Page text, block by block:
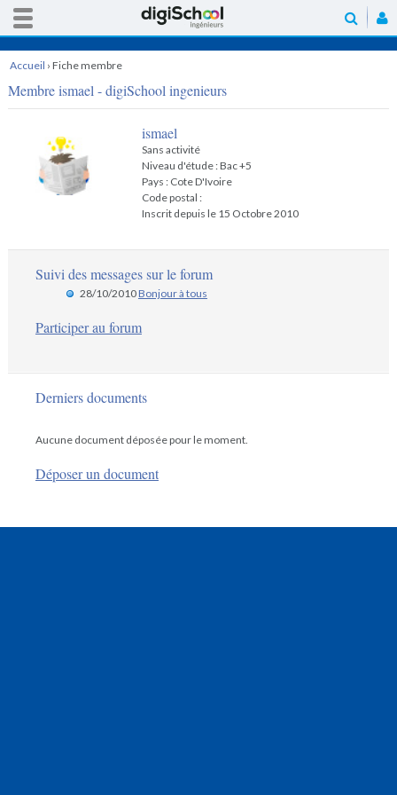
Accueil › Fiche membre
Membre ismael - digiSchool ingenieurs
ismael
Sans activité
Niveau d'étude : Bac +5
Pays : Cote D'Ivoire
Code postal :
Inscrit depuis le 15 Octobre 2010
Suivi des messages sur le forum
28/10/2010Bonjour à tous
Participer au forum
Derniers documents
Aucune document déposée pour le moment.
Déposer un document